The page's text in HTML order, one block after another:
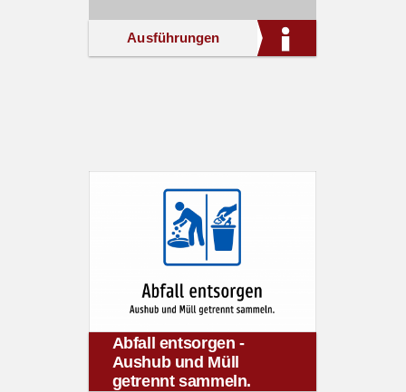
Ausführungen
Abfall entsorgen -
Aushub und Müll
getrennt sammeln.